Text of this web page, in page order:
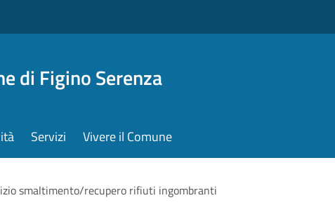
di Figino Serenza
Servizi Vivere il Comune
smaltimento/recupero rifiuti ingombranti